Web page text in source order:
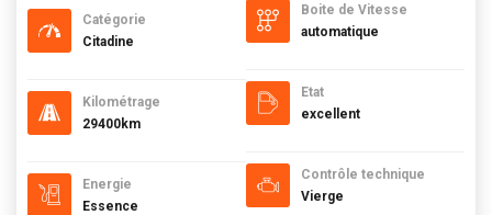
Catégorie
Citadine
Kilométrage
29400km
Energie
Essence
Boite de Vitesse
automatique
Etat
excellent
Contrôle technique
Vierge